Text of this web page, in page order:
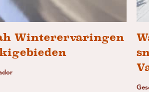
Winterervaringen